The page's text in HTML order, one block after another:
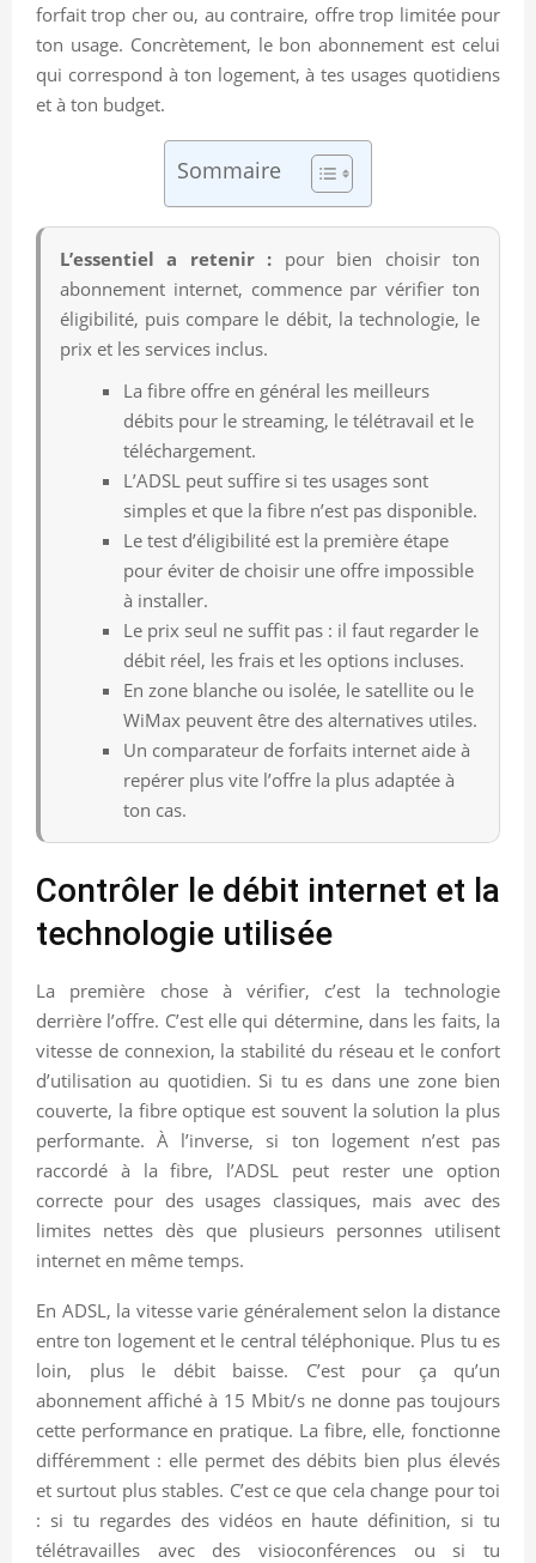
forfait trop cher ou, au contraire, offre trop limitée pour
ton usage. Concrètement, le bon abonnement est celui
qui correspond à ton logement, à tes usages quotidiens
et à ton budget.
Sommaire
L’essentiel a retenir : pour bien choisir ton
abonnement internet, commence par vérifier ton
éligibilité, puis compare le débit, la technologie, le
prix et les services inclus.
La fibre offre en général les meilleurs
débits pour le streaming, le télétravail et le
téléchargement.
L’ADSL peut suffire si tes usages sont
simples et que la fibre n’est pas disponible.
Le test d’éligibilité est la première étape
pour éviter de choisir une offre impossible
à installer.
Le prix seul ne suffit pas : il faut regarder le
débit réel, les frais et les options incluses.
En zone blanche ou isolée, le satellite ou le
WiMax peuvent être des alternatives utiles.
Un comparateur de forfaits internet aide à
repérer plus vite l’offre la plus adaptée à
ton cas.
Contrôler le débit internet et la
technologie utilisée
La première chose à vérifier, c’est la technologie
derrière l’offre. C’est elle qui détermine, dans les faits, la
vitesse de connexion, la stabilité du réseau et le confort
d’utilisation au quotidien. Si tu es dans une zone bien
couverte, la fibre optique est souvent la solution la plus
performante. À l’inverse, si ton logement n’est pas
raccordé à la fibre, l’ADSL peut rester une option
correcte pour des usages classiques, mais avec des
limites nettes dès que plusieurs personnes utilisent
internet en même temps.
En ADSL, la vitesse varie généralement selon la distance
entre ton logement et le central téléphonique. Plus tu es
loin, plus le débit baisse. C’est pour ça qu’un
abonnement affiché à 15 Mbit/s ne donne pas toujours
cette performance en pratique. La fibre, elle, fonctionne
différemment : elle permet des débits bien plus élevés
et surtout plus stables. C’est ce que cela change pour toi
: si tu regardes des vidéos en haute définition, si tu
télétravailles avec des visioconférences ou si tu